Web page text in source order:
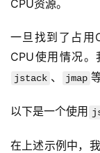
CPU资源。
一旦找到了占用
CPU使用情况
jstack 、 jmap
以下是一个使用
在上述示例中，